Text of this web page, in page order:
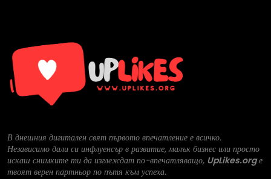
В днешния дигитален свят първото впечатление е всичко.
Независимо дали си инфлуенсър в развитие, малък бизнес или просто
искаш снимките ти да изглеждат по-впечатляващо, UpLikes.orgе
твоят верен партньор по пътя към успеха.